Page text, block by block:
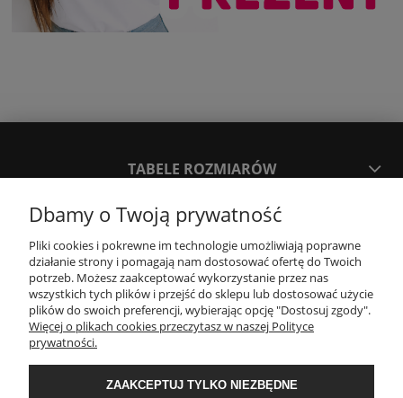
TABELE ROZMIARÓW
SPOSOBY PŁATNOŚCI ORAZ CZAS I KOSZTY DOSTAWY
DOSTAWY
KONTAKT
WYMIANA / ZWROTY / REKLAMACJE
Dbamy o Twoją prywatność
Pliki cookies i pokrewne im technologie umożliwiają poprawne
działanie strony i pomagają nam dostosować ofertę do Twoich
potrzeb. Możesz zaakceptować wykorzystanie przez nas
wszystkich tych plików i przejść do sklepu lub dostosować użycie
plików do swoich preferencji, wybierając opcję "Dostosuj zgody".
Więcej o plikach cookies przeczytasz w naszej Polityce
prywatności.
ZAAKCEPTUJ TYLKO NIEZBĘDNE